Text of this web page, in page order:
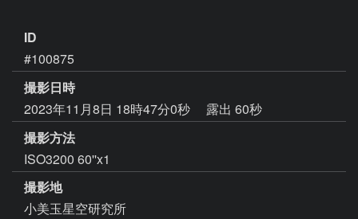
ID
#100875
撮影日時
2023年11月8日 18時47分0秒
露出 60秒
撮影方法
ISO3200 60''x1
撮影地
小美玉星空研究所